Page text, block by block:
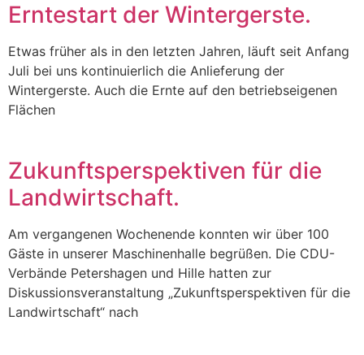
Erntestart der Wintergerste.
Etwas früher als in den letzten Jahren, läuft seit Anfang
Juli bei uns kontinuierlich die Anlieferung der
Wintergerste. Auch die Ernte auf den betriebseigenen
Flächen
Zukunftsperspektiven für die
Landwirtschaft.
Am vergangenen Wochenende konnten wir über 100
Gäste in unserer Maschinenhalle begrüßen. Die CDU-
Verbände Petershagen und Hille hatten zur
Diskussionsveranstaltung „Zukunftsperspektiven für die
Landwirtschaft“ nach